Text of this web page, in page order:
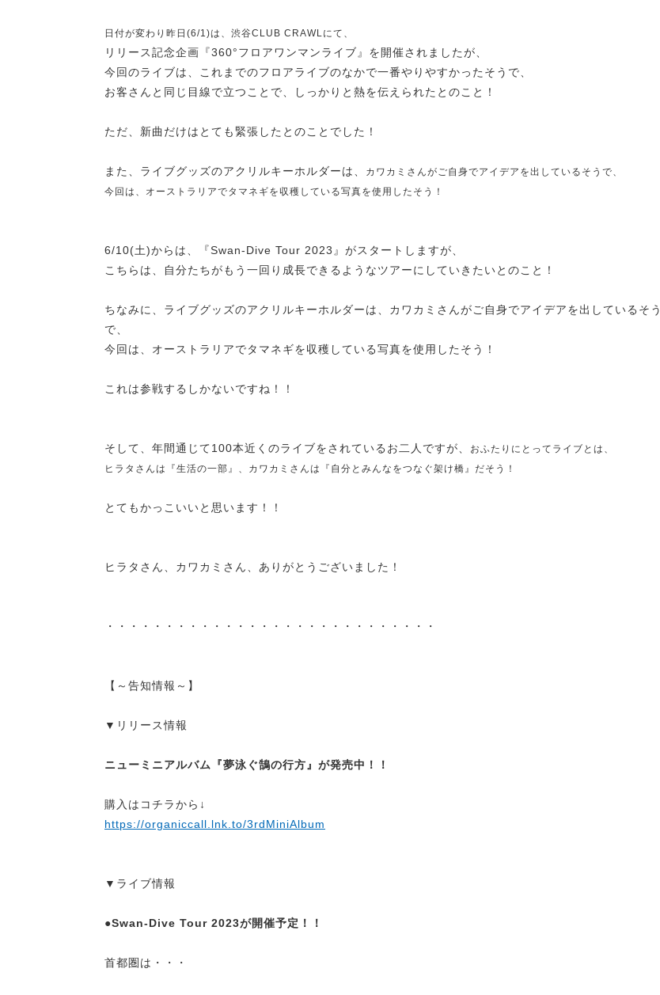
日付が変わり昨日(6/1)は、渋谷CLUB CRAWLにて、
リリース記念企画『360°フロアワンマンライブ』を開催されましたが、
今回のライブは、これまでのフロアライブのなかで一番やりやすかったそうで、
お客さんと同じ目線で立つことで、しっかりと熱を伝えられたとのこと！
ただ、新曲だけはとても緊張したとのことでした！
また、ライブグッズのアクリルキーホルダーは、
カワカミさんがご自身でアイデアを出しているそうで、
今回は、オーストラリアでタマネギを収穫している写真を使用したそう！
6/10(土)からは、『Swan-Dive Tour 2023』がスタートしますが、
こちらは、自分たちがもう一回り成長できるようなツアーにしていきたいとのこと！
ちなみに、ライブグッズのアクリルキーホルダーは、カワカミさんがご自身でアイデアを出しているそう
で、
今回は、オーストラリアでタマネギを収穫している写真を使用したそう！
これは参戦するしかないですね！！
そして、年間通じて100本近くのライブをされているお二人ですが、
おふたりにとってライブとは、
ヒラタさんは『生活の一部』、 カワカミさんは『自分とみんなをつなぐ架け橋』 だそう ！
とてもかっこいいと思います！！
ヒラタさん、カワカミさん、ありがとうございました！
・・・・・・・・・・・・・・・・・・・・・・・・・・・・
【～告知情報～】
▼リリース情報
ニューミニアルバム『夢泳ぐ鵠の行方』が発売中！！
購入はコチラから↓
https://organiccall.lnk.to/3rdMiniAlbum
▼ライブ情報
●Swan-Dive Tour 2023が開催予定！！
首都圏は・・・